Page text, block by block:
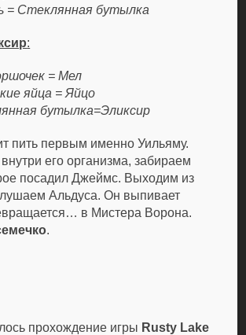
= Стеклянная бутылка
:
= Мел
яйца = Яйцо
бутылка=Эликсир
пить первым именно Уильяму.
его организма, забираем
посадил Джеймс. Выходим из
Альдуса. Он выпивает
в Мистера Ворона.
.
прохождение игры Rusty Lake